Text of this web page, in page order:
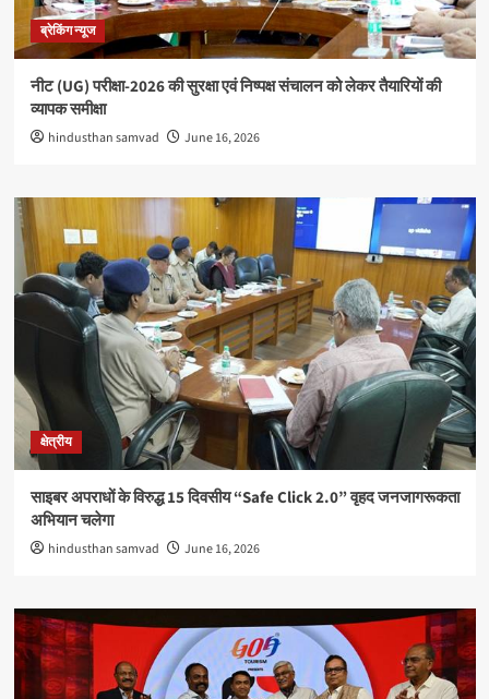
ब्रेकिंग न्यूज
नीट (UG) परीक्षा-2026 की सुरक्षा एवं निष्पक्ष संचालन को लेकर तैयारियों की
व्यापक समीक्षा
hindusthan samvad June 16, 2026
क्षेत्रीय
साइबर अपराधों के विरुद्ध 15 दिवसीय “Safe Click 2.0” वृहद जनजागरूकता
अभियान चलेगा
hindusthan samvad June 16, 2026